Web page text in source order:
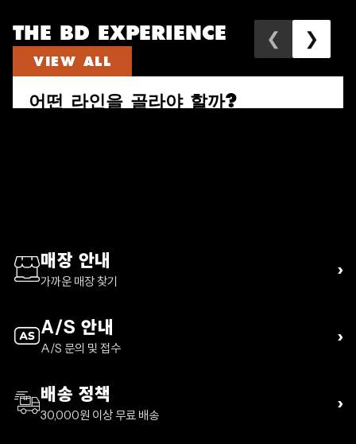
THE BD EXPERIENCE
VIEW ALL
❮ ❯
어떤 라인을 골라야 할까?
매장 안내
가까운 매장 찾기
›
A/S 안내
A/S 문의 및 접수
›
배송 정책
30,000원 이상 무료 배송
›